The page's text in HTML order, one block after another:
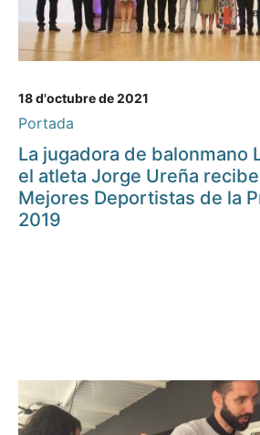
18 d'octubre de 2021
Portada
La jugadora de balonmano
el atleta Jorge Ureña
Mejores Deportistas de la
2019